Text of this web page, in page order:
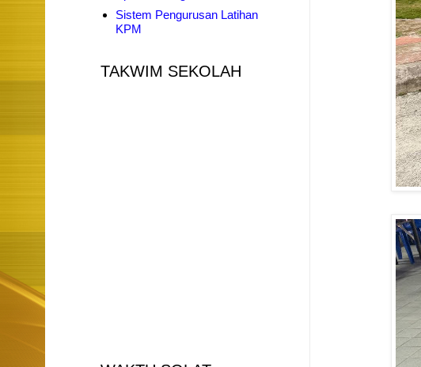
Sistem Pengurusan Latihan
KPM
TAKWIM SEKOLAH